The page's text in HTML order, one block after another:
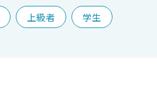
上級者 学生